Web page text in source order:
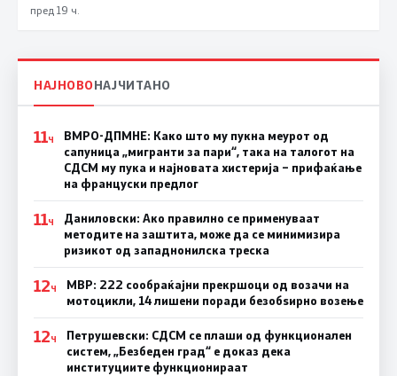
пред 19 ч.
НАЈНОВОНАЈЧИТАНО
11Ч
ВМРО-ДПМНЕ: Како што му пукна меурот од
сапуница „мигранти за пари“, така на талогот на
СДСМ му пука и најновата хистерија – прифаќање
на француски предлог
11Ч
Даниловски: Ако правилно се применуваат
методите на заштита, може да се минимизира
ризикот од западнонилска треска
12Ч
МВР: 222 сообраќајни прекршоци од возачи на
мотоцикли, 14 лишени поради безобѕирно возење
12Ч
Петрушевски: СДСМ се плаши од функционален
систем, „Безбеден град“ е доказ дека
институциите функционираат